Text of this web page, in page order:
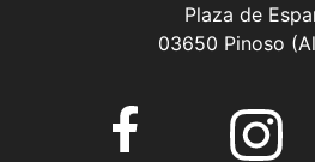
Plaza de
03650 Pinoso